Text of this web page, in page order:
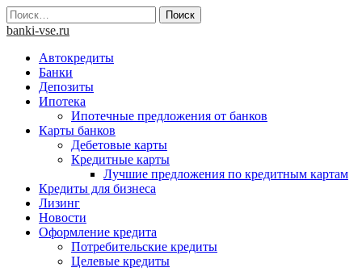
Skip
to
Найти:
banki-vse.ru
Автокредиты
Банки
Депозиты
Ипотека
Ипотечные предложения от банков
Карты банков
Дебетовые карты
Кредитные карты
Лучшие предложения по кредитным картам
Кредиты для бизнеса
Лизинг
Новости
Оформление кредита
Потребительские кредиты
Целевые кредиты